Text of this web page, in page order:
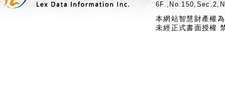
本網站智慧財產權
未經正式書面授權